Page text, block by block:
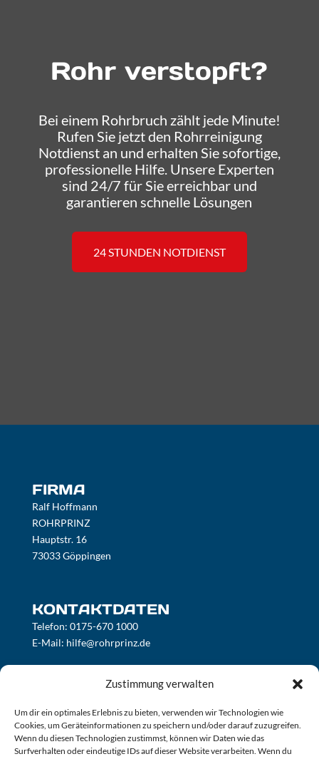
Zustimmung verwalten
Um dir ein optimales Erlebnis zu bieten, verwenden wir Technologien wie
Cookies, um Geräteinformationen zu speichern und/oder darauf zuzugreifen.
Wenn du diesen Technologien zustimmst, können wir Daten wie das
Surfverhalten oder eindeutige IDs auf dieser Website verarbeiten. Wenn du
Rohr verstopft?
Bei einem Rohrbruch zählt jede Minute!
Rufen Sie jetzt den Rohrreinigung
Notdienst an und erhalten Sie sofortige,
professionelle Hilfe. Unsere Experten
sind 24/7 für Sie erreichbar und
garantieren schnelle Lösungen
24 STUNDEN NOTDIENST
FIRMA
Ralf Hoffmann
ROHRPRINZ
Hauptstr. 16
73033 Göppingen
KONTAKTDATEN
Telefon: 0175-670 1000
E-Mail: hilfe@rohrprinz.de
ÖFFNUNGSZEITEN
Mo-So 24/7
sowie an Feiertagen!